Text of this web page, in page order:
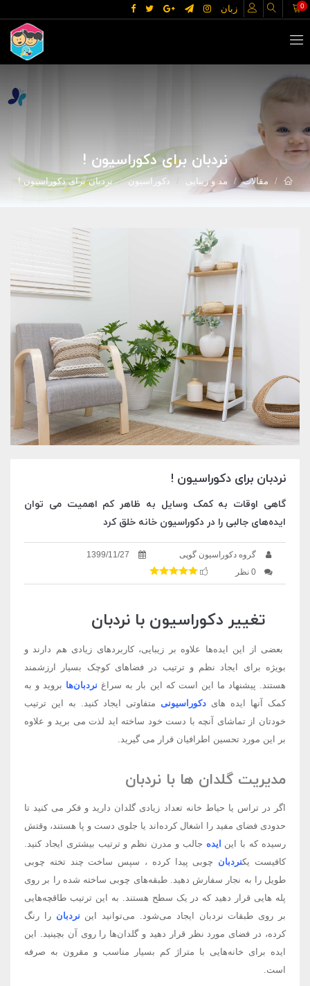
زبان 0
نردبان برای دکوراسیون !
مقالات مد و زیبایی دکوراسیون نردبان برای دکوراسیون !
نردبان برای دکوراسیون !
گاهی اوقات به کمک وسایل به ظاهر کم اهمیت می توان
ایده‌‌های جالبی را در دکوراسیون خانه خلق کرد
گروه دکوراسیون گوپی
1399/11/27
0 نظر
تغییر دکوراسیون با نردبان
بعضی از این ایده‌‌ها علاوه بر زیبایی، کاربردهای زیادی هم دارند و
بویژه برای ایجاد نظم و ترتیب در فضاهای کوچک بسیار ارزشمند
هستند. پیشنهاد ما این است که این بار به سراغ نردبان‌‌ها بروید و به
کمک آنها ایده های دکوراسیونی متفاوتی ایجاد کنید. به این ترتیب
خودتان از تماشای آنچه با دست خود ساخته اید لذت می برید و علاوه
بر این مورد تحسین اطرافیان قرار می گیرید.
مدیریت گلدان ها با نردبان
اگر در تراس یا حیاط خانه تعداد زیادی گلدان دارید و فکر می کنید تا
حدودی فضای مفید را اشغال کرده‌‌اند یا جلوی دست و پا هستند، وقتش
رسیده که با این ایده جالب و مدرن نظم و ترتیب بیشتری ایجاد کنید.
کافیست یکنردبان چوبی پیدا کرده ، سپس ساخت چند تخته چوبی
طویل را به نجار سفارش دهید. طبقه‌‌های چوبی ساخته شده را بر روی
پله هایی قرار دهید که در یک سطح هستند. به این ترتیب طاقچه‌‌هایی
بر روی طبقات نردبان ایجاد می‌‌شود. می‌‌توانید این نردبانرا رنگ
کرده، در فضای مورد نظر قرار دهید و گلدان‌‌ها را روی آن بچینید. این
ایده برای خانه‌‌هایی با متراژ کم بسیار مناسب و مقرون به صرفه
است.